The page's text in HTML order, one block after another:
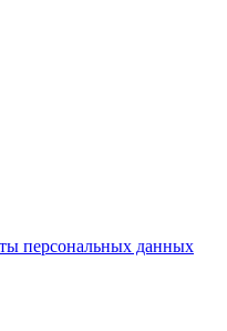
персональных данных